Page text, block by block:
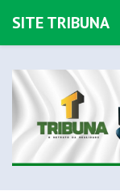
SITE TRIBUNA